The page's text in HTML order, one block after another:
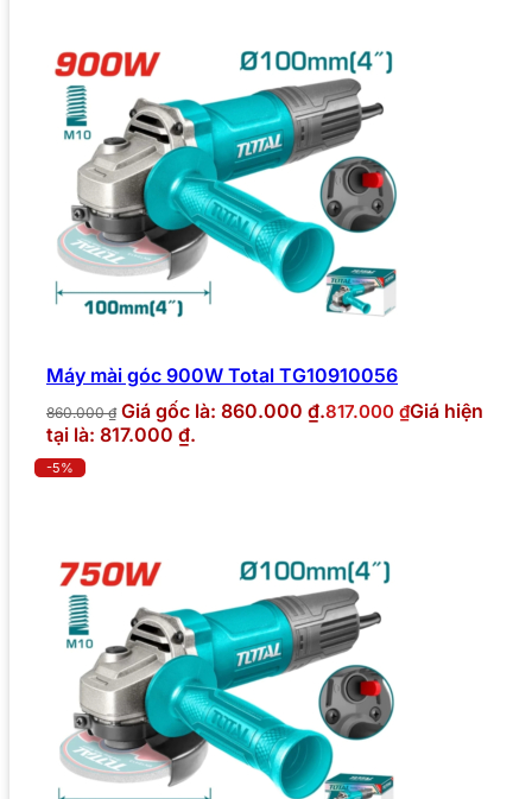
Máy mài góc 900W Total TG10910056
860.000₫ Giá gốc là: 860.000 ₫.817.000 ₫Giá hiện
tại là: 817.000 ₫.
-5%